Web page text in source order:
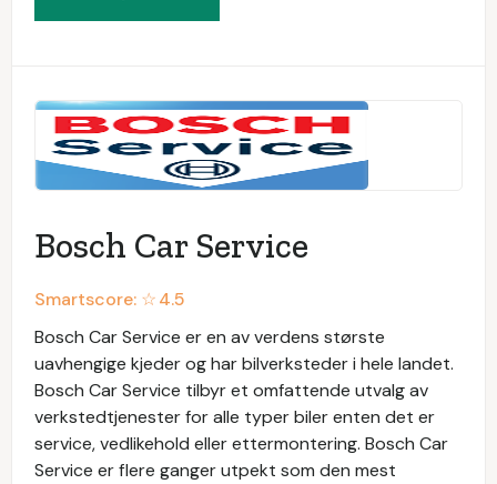
Bosch Car Service
Smartscore: ☆4.5
Bosch Car Service er en av verdens største
uavhengige kjeder og har bilverksteder i hele landet.
Bosch Car Service tilbyr et omfattende utvalg av
verkstedtjenester for alle typer biler enten det er
service, vedlikehold eller ettermontering. Bosch Car
Service er flere ganger utpekt som den mest